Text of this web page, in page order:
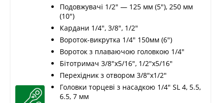
Подовжувачі 1/2" — 125 мм (5"), 250 мм
(10")
Кардани 1/4", 3/8", 1/2"
Вороток-викрутка 1/4" 150мм (6")
Вороток з плаваючою головкою 1/4"
Бітотримач 3/8"х5/16", 1/2"х5/16"
Перехідник з отвором 3/8"х1/2"
Головки торцеві з насадкою 1/4" SL 4, 5.5,
6.5, 7 мм